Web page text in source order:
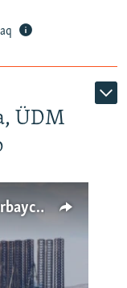
ÜDM
Cənubi Qafqazda ÜDM ən az Azərbaycanda artır: Qonşuları niyə Bakını qabaqlaya bilir?